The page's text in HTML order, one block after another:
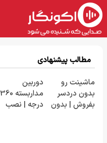
مطالب پیشنهادی
ماشینت رو
بدون دردسر
بفروش | بدون
دوربین
مداربسته 360
درجه | نصب